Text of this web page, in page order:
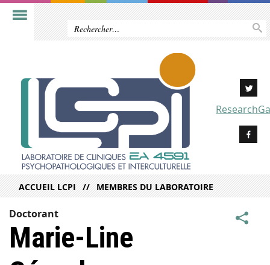
ACCUEIL LCPI MEMBRES DU LABORATOIRE
Doctorant
Marie-Line